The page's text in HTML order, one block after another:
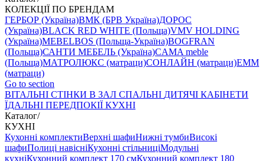
КОЛЕКЦІЇ ПО БРЕНДАМ
ГЕРБОР (Україна)ВМК (БРВ Україна)ДОРОС
(Україна)BLACK RED WHITE (Польща)VMV HOLDING
(Україна)MEBELBOS (Польща-Україна)BOGFRAN
(Польща)САНТИ МЕБЕЛЬ (Україна)CAMA meble
(Польща)МАТРОЛЮКС (матраци)СОНЛАЙН (матраци)EMM
(матраци)
Go to section
ВIТАЛЬНI СТІНКИ В ЗАЛ СПАЛЬНІ ДИТЯЧІ КАБІНЕТИ
ЇДАЛЬНI ПЕРЕДПОКІЇ КУХНІ
Каталог/
КУХНІ
Кухонні комплектиВерхні шафиНижні тумбиВисокі
шафиПолиці навісніКухонні стільниціМодульні
кухніКухонний комплект 170 смКухонний комплект 180